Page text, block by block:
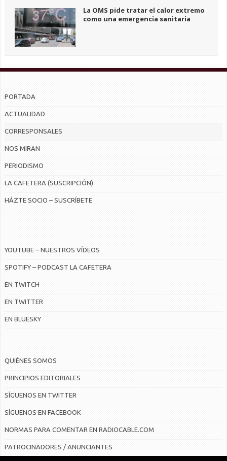
La OMS pide tratar el calor extremo
como una emergencia sanitaria
PORTADA
ACTUALIDAD
CORRESPONSALES
NOS MIRAN
PERIODISMO
LA CAFETERA (SUSCRIPCIÓN)
HÁZTE SOCIO – SUSCRÍBETE
YOUTUBE – NUESTROS VÍDEOS
SPOTIFY – PODCAST LA CAFETERA
EN TWITCH
EN TWITTER
EN BLUESKY
QUIÉNES SOMOS
PRINCIPIOS EDITORIALES
SÍGUENOS EN TWITTER
SÍGUENOS EN FACEBOOK
NORMAS PARA COMENTAR EN RADIOCABLE.COM
PATROCINADORES / ANUNCIANTES